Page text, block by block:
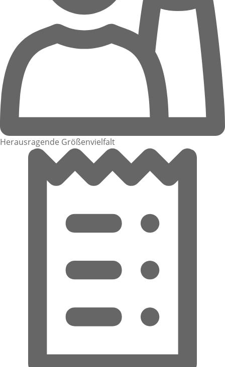
Herausragende Größenvielfalt